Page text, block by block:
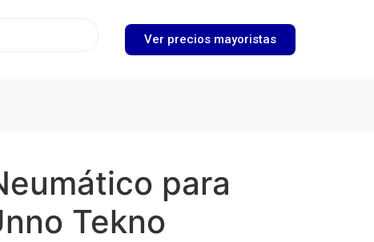
Ver precios mayoristas
para
Tekno